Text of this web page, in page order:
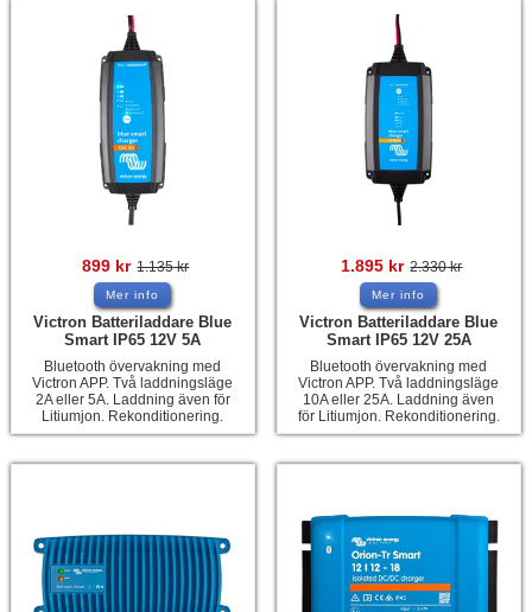
899 kr 1.135kr
Mer info
Victron Batteriladdare Blue
Smart IP65 12V 5A
Bluetooth övervakning med
Victron APP. Två laddningsläge
2A eller 5A. Laddning även för
Litiumjon. Rekonditionering.
1.895 kr 2.330kr
Mer info
Victron Batteriladdare Blue
Smart IP65 12V 25A
Bluetooth övervakning med
Victron APP. Två laddningsläge
10A eller 25A. Laddning även
för Litiumjon. Rekonditionering.